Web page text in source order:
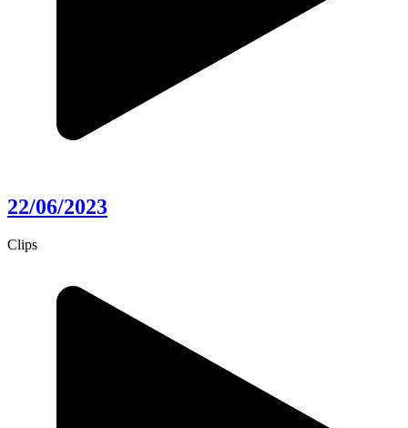
22/06/2023
Clips